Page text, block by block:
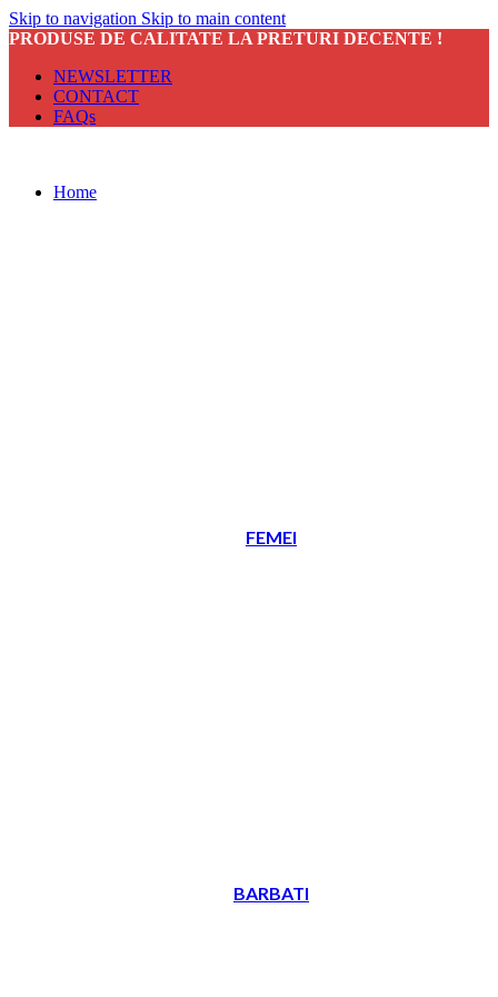
Skip to navigation Skip to main content
PRODUSE DE CALITATE LA PRETURI DECENTE !
NEWSLETTER
CONTACT
FAQs
Home
FEMEI
BARBATI